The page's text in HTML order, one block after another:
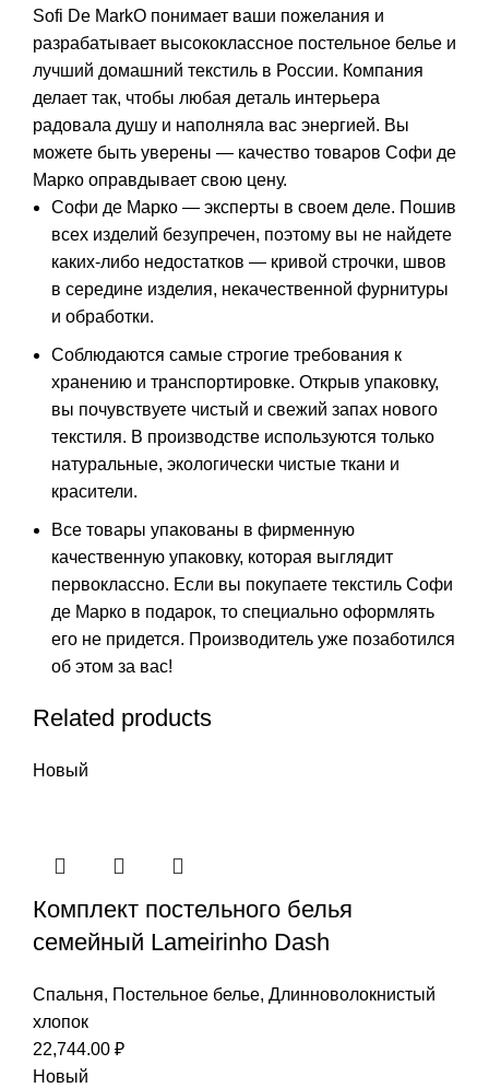
Sofi De MarkO понимает ваши пожелания и
разрабатывает высококлассное постельное белье и
лучший домашний текстиль в России. Компания
делает так, чтобы любая деталь интерьера
радовала душу и наполняла вас энергией. Вы
можете быть уверены — качество товаров Софи де
Марко оправдывает свою цену.
Софи де Марко — эксперты в своем деле. Пошив
всех изделий безупречен, поэтому вы не найдете
каких-либо недостатков — кривой строчки, швов
в середине изделия, некачественной фурнитуры
и обработки.
Соблюдаются самые строгие требования к
хранению и транспортировке. Открыв упаковку,
вы почувствуете чистый и свежий запах нового
текстиля. В производстве используются только
натуральные, экологически чистые ткани и
красители.
Все товары упакованы в фирменную
качественную упаковку, которая выглядит
первоклассно. Если вы покупаете текстиль Софи
де Марко в подарок, то специально оформлять
его не придется. Производитель уже позаботился
об этом за вас!
Related products
Новый
Комплект постельного белья
семейный Lameirinho Dash
Спальня, Постельное белье, Длинноволокнистый
хлопок
22,744.00 ₽
Новый